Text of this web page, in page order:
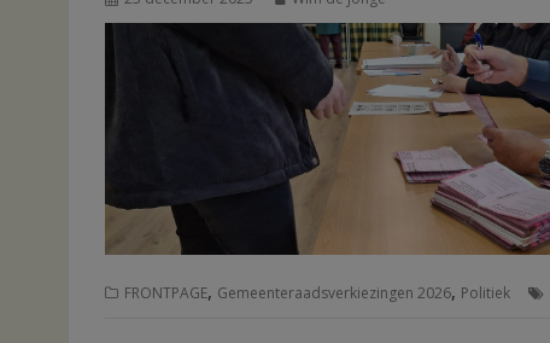
FRONTPAGE, Gemeenteraadsverkiezingen 2026, Politiek